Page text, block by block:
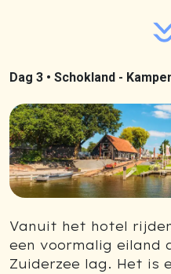
Dag 3 • Schokland -
Vanuit het hotel
een voormalig eiland
Zuiderzee lag. Het is